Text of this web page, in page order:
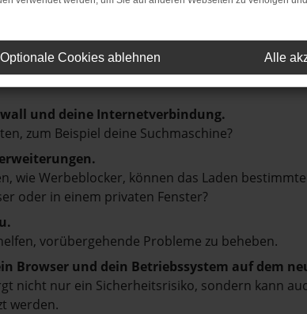
aufgetreten.
dir helfen können:
und deine Internetverbindung.
zum Beispiel deine Suchmaschine?
wie Werbeblocker, können das Laden
oder in einem privaten Fenster?
vorübergehende Probleme zu beheben.
Browser und dein Betriebssystem auf dem
nicht nur ein Sicherheitsrisiko, sondern kann
werden.
Optionale Cookies ablehnen Alle